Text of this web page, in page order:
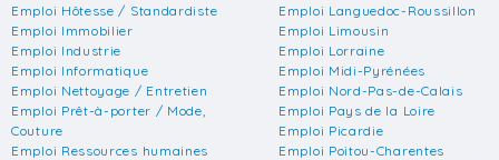
Emploi Hôtesse / Standardiste
Emploi Immobilier
Emploi Industrie
Emploi Informatique
Emploi Nettoyage / Entretien
Emploi Prêt-à-porter / Mode,
Couture
Emploi Ressources humaines
Emploi Languedoc-Roussillon
Emploi Limousin
Emploi Lorraine
Emploi Midi-Pyrénées
Emploi Nord-Pas-de-Calais
Emploi Pays de la Loire
Emploi Picardie
Emploi Poitou-Charentes